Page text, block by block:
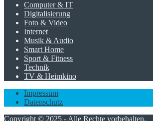
Computer & IT
Digitalisierung
Foto & Video
Internet
Musik & Audio
Smart Home
Sport & Fitness
Technik
TV & Heimkino
Impressum
Datenschutz
Copyright © 2025 - Alle Rechte vorbehalten.